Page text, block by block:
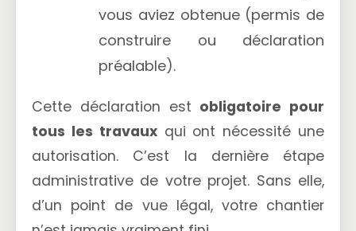
vous aviez obtenue (permis de
construire ou déclaration
préalable).
Cette déclaration est obligatoire pour
tous les travauxqui ont nécessité une
autorisation. C’est la dernière étape
administrative de votre projet. Sans elle,
d’un point de vue légal, votre chantier